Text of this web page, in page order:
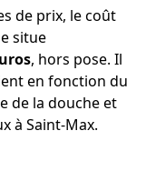
de prix, le coût
situe
, hors pose. Il
en fonction du
de la douche et
à Saint-Max.